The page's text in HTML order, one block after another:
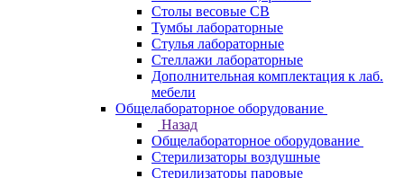
Столы весовые СВ
Тумбы лабораторные
Стулья лабораторные
Стеллажи лабораторные
Дополнительная комплектация к лаб.
мебели
Общелабораторное оборудование
Назад
Общелабораторное оборудование
Стерилизаторы воздушные
Стерилизаторы паровые